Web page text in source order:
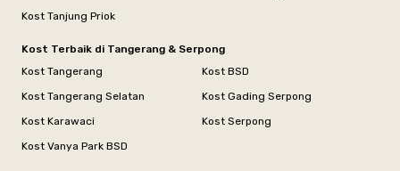
Kost Tanjung Priok
Kost Terbaik di Tangerang & Serpong
Kost Tangerang
Kost BSD
Kost Tangerang Selatan
Kost Gading Serpong
Kost Karawaci
Kost Serpong
Kost Vanya Park BSD